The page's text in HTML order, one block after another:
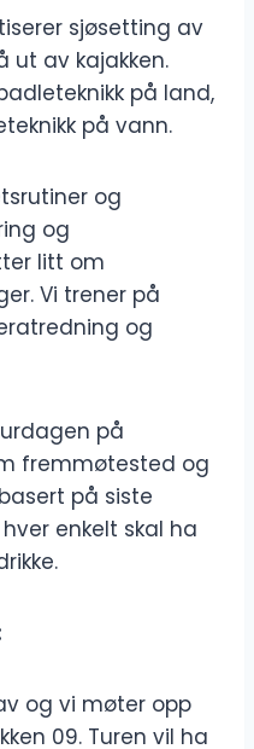
sjøsetting av
ut av kajakken.
på land,
på vann.
og
og
litt om
Vi trener på
og
på
fremmøtested og
på siste
enkelt skal ha
og vi møter opp
09. Turen vil ha